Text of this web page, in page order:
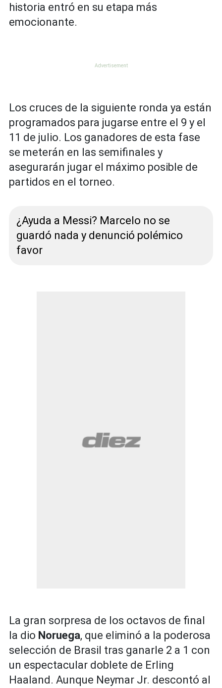
historia entró en su etapa más
emocionante.
Los cruces de la siguiente ronda ya están
programados para jugarse entre el 9 y el
11 de julio. Los ganadores de esta fase
se meterán en las semifinales y
asegurarán jugar el máximo posible de
partidos en el torneo.
¿Ayuda a Messi? Marcelo no se
guardó nada y denunció polémico
favor
La gran sorpresa de los octavos de final
la dio Noruega, que eliminó a la poderosa
selección de Brasil tras ganarle 2 a 1 con
un espectacular doblete de Erling
Haaland. Aunque Neymar Jr. descontó al